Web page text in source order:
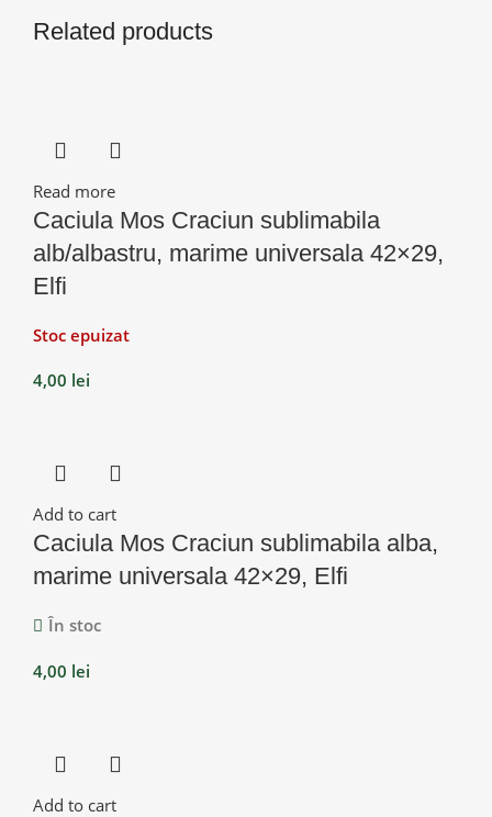
Related products
Read more
Caciula Mos Craciun sublimabila
alb/albastru, marime universala 42×29,
Elfi
Stoc epuizat
4,00 lei
Add to cart
Caciula Mos Craciun sublimabila alba,
marime universala 42×29, Elfi
În stoc
4,00 lei
Add to cart